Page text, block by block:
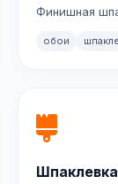
Финишная
обои